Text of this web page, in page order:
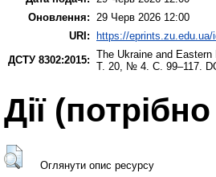
Оновлення:
29 Черв 2026 12:00
URI: https://eprints.zu.edu.ua/
ДСТУ 8302:2015: The Ukraine and
Т. 20, № 4. С. 99–117.
Дії
Оглянути опис ресурсу